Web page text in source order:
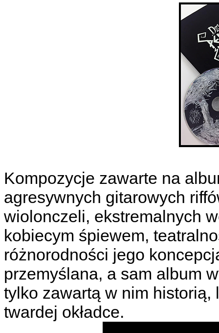
Kompozycje zawarte na
agresywnych gitarowych
wiolonczeli, ekstremalnych
kobiecym śpiewem,
różnorodności jego
przemyślana, a sam album
tylko zawartą w nim
twardej okładce.